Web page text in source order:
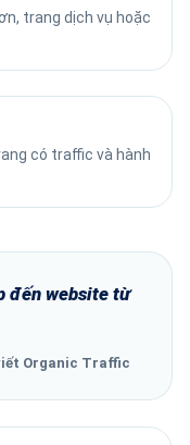
trang dịch vụ hoặc
có traffic và hành
đến website từ
Organic Traffic